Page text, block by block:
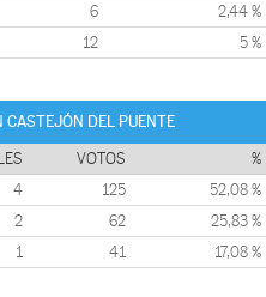
6 2,44 %
12 5 %
CASTEJÓN DEL PUENTE
VOTOS %
4 125 52,08 %
2 62 25,83 %
1 41 17,08 %